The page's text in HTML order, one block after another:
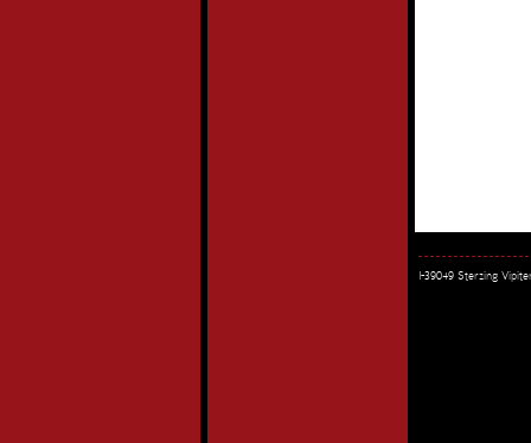
I-39049 Sterzing